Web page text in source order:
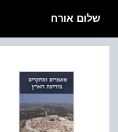
שלום אורח